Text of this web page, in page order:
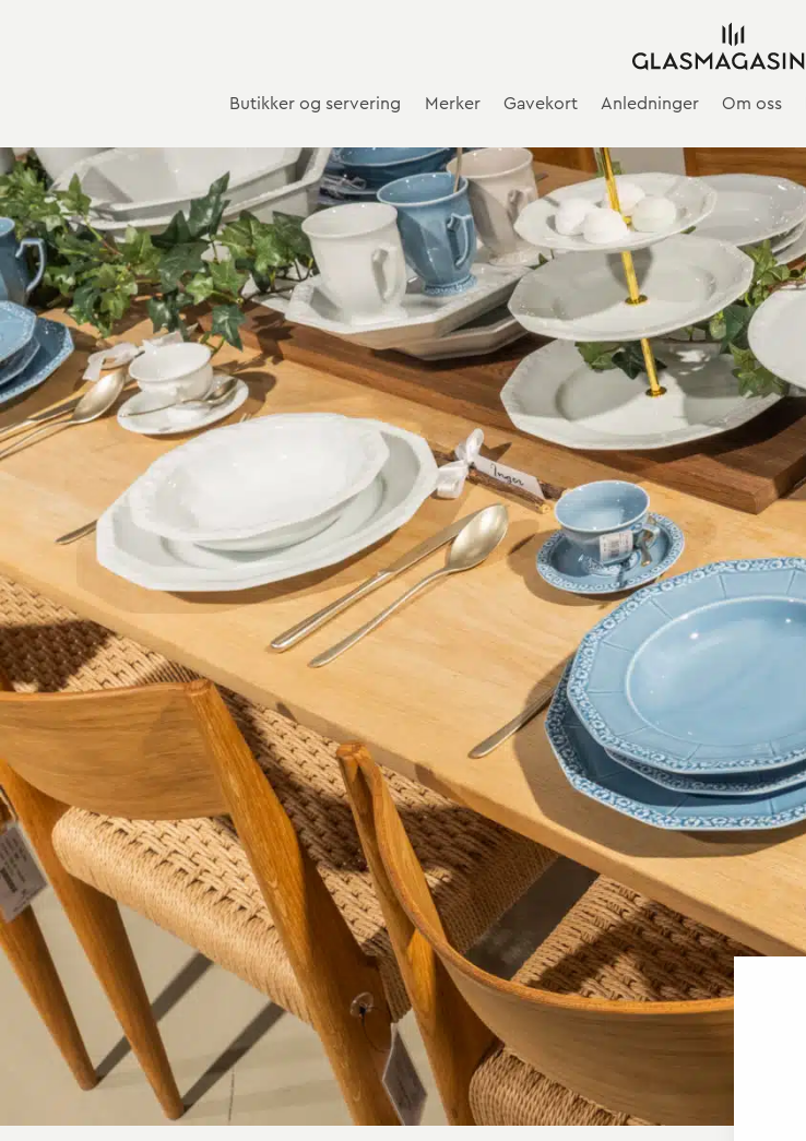
Butikker og servering Merker Gavekort Anledninger Om oss